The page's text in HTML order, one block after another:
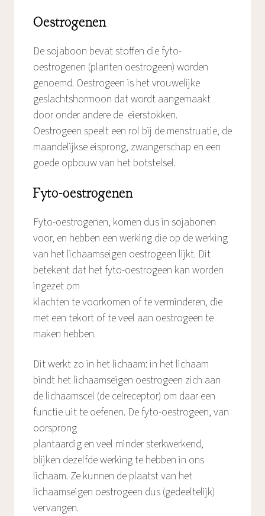
Oestrogenen
De sojaboon bevat stoffen die fyto-
oestrogenen (planten oestrogeen) worden
genoemd. Oestrogeen is het vrouwelijke
geslachtshormoon dat wordt aangemaakt
door onder andere de eierstokken.
Oestrogeen speelt een rol bij de menstruatie, de
maandelijkse eisprong, zwangerschap en een
goede opbouw van het botstelsel.
Fyto-oestrogenen
Fyto-oestrogenen, komen dus in sojabonen
voor, en hebben een werking die op de werking
van het lichaamseigen oestrogeen lijkt. Dit
betekent dat het fyto-oestrogeen kan worden
ingezet om
klachten te voorkomen of te verminderen, die
met een tekort of te veel aan oestrogeen te
maken hebben.
Dit werkt zo in het lichaam: in het lichaam
bindt het lichaamseigen oestrogeen zich aan
de lichaamscel (de celreceptor) om daar een
functie uit te oefenen. De fyto-oestrogeen, van
oorsprong
plantaardig en veel minder sterkwerkend,
blijken dezelfde werking te hebben in ons
lichaam. Ze kunnen de plaatst van het
lichaamseigen oestrogeen dus (gedeeltelijk)
vervangen.